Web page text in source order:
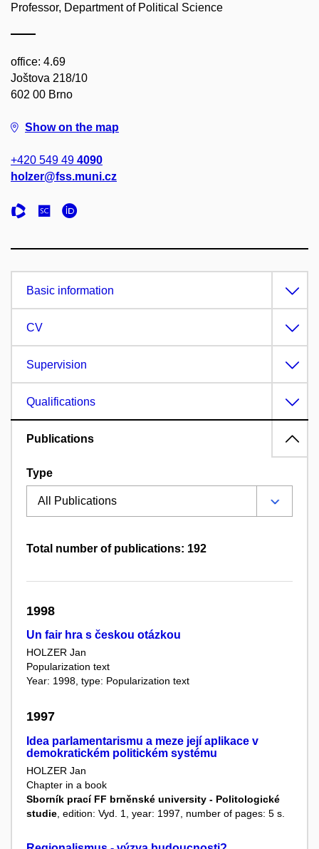
Professor, Department of Political Science
office: 4.69
Joštova 218/10
602 00 Brno
Show on the map
+420 549 49 4090
holzer@fss.muni.cz
Basic information
CV
Supervision
Qualifications
Publications
Type
Total number of publications: 192
1998
Un fair hra s českou otázkou
HOLZER Jan
Popularization text
Year: 1998, type: Popularization text
1997
Idea parlamentarismu a meze její aplikace v
demokratickém politickém systému
HOLZER Jan
Chapter in a book
Sborník prací FF brněnské university - Politologické
studie , edition: Vyd. 1, year: 1997, number of pages: 5 s.